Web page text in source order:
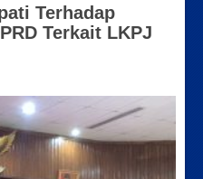
Terhadap
Terkait LKPJ